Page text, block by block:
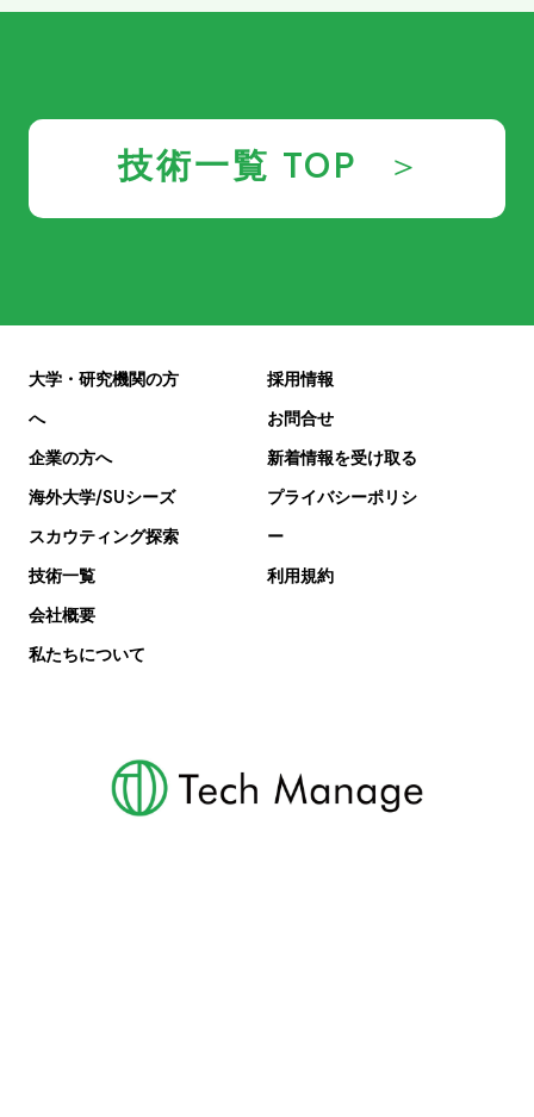
技術一覧 TOP
大学・研究機関の方
へ
企業の方へ
海外大学/SUシーズ
スカウティング探索
技術一覧
会社概要
私たちについて
採用情報
お問合せ
新着情報を受け取る
プライバシーポリシ
ー
利用規約